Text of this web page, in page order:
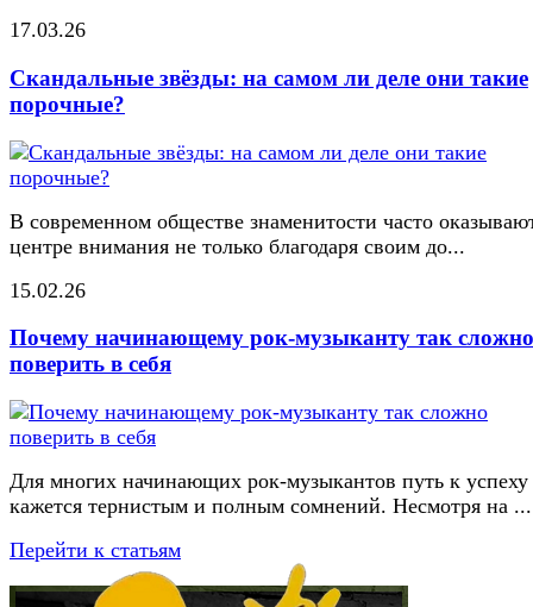
17.03.26
Скандальные звёзды: на самом ли деле они такие
порочные?
В современном обществе знаменитости часто
центре внимания не только благодаря своим до...
15.02.26
Почему начинающему рок-музыканту так сложно
поверить в себя
Для многих начинающих рок-музыкантов путь к успеху
кажется тернистым и полным сомнений. Несмотря на ...
Перейти к статьям